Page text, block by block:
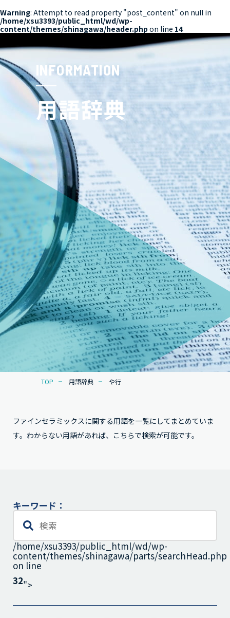
Warning: Attempt to read property "post_content" on null in
/home/xsu3393/public_html/wd/wp-
content/themes/shinagawa/header.php on line 14
INFORMATION
用語辞典
TOP 用語辞典 や行
ファインセラミックスに関する用語を一覧にしてまとめていま
す。わからない用語があれば、こちらで検索が可能です。
キーワード：
/home/xsu3393/public_html/wd/wp-
content/themes/shinagawa/parts/searchHead.php
on line
32">